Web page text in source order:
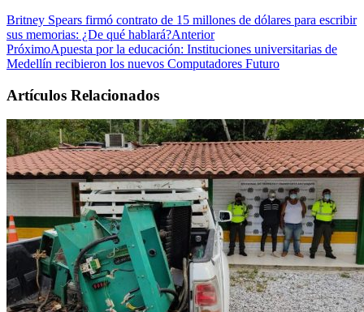
Britney Spears firmó contrato de 15 millones de dólares para escribir
sus memorias: ¿De qué hablará?Anterior
PróximoApuesta por la educación: Instituciones universitarias de
Medellín recibieron los nuevos Computadores Futuro
Artículos Relacionados